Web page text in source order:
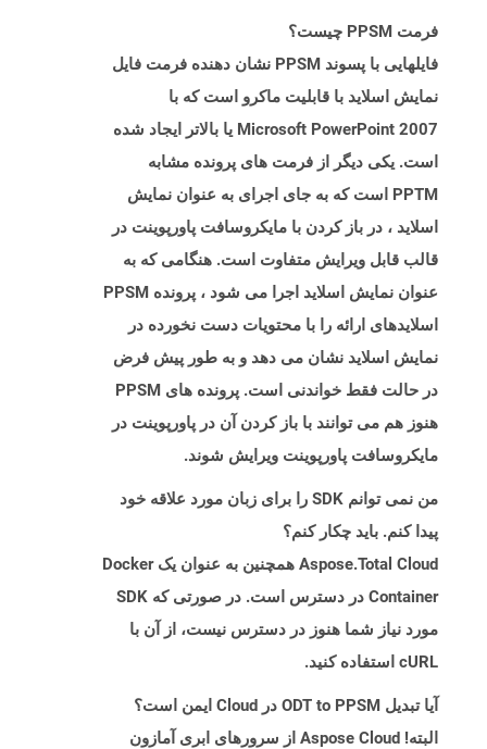
فرمت PPSM چیست؟
فایلهایی با پسوند PPSM نشان دهنده فرمت فایل
نمایش اسلاید با قابلیت ماکرو است که با
Microsoft PowerPoint 2007 یا بالاتر ایجاد شده
است. یکی دیگر از فرمت های پرونده مشابه
PPTM است که به جای اجرای به عنوان نمایش
اسلاید ، در باز کردن با مایکروسافت پاورپوینت در
قالب قابل ویرایش متفاوت است. هنگامی که به
عنوان نمایش اسلاید اجرا می شود ، پرونده PPSM
اسلایدهای ارائه را با محتویات دست نخورده در
نمایش اسلاید نشان می دهد و به طور پیش فرض
در حالت فقط خواندنی است. پرونده های PPSM
هنوز هم می توانند با باز کردن آن در پاورپوینت در
مایکروسافت پاورپوینت ویرایش شوند.
من نمی توانم SDK را برای زبان مورد علاقه خود
پیدا کنم. باید چکار کنم؟
Aspose.Total Cloud همچنین به عنوان یک Docker
Container در دسترس است. در صورتی که SDK
مورد نیاز شما هنوز در دسترس نیست، از آن با
cURL استفاده کنید.
آیا تبدیل ODT to PPSM در Cloud ایمن است؟
البته! Aspose Cloud از سرورهای ابری آمازون